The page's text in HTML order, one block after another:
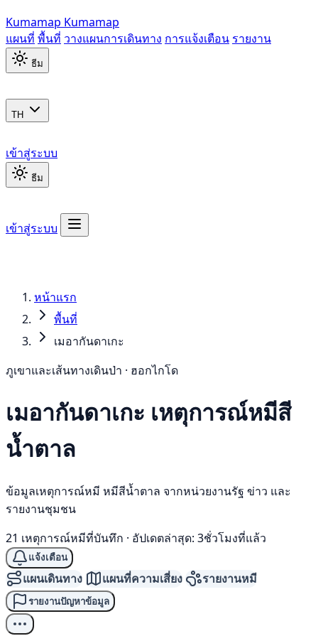
Kumamap Kumamap
แผนที่ พื้นที่ วางแผนการเดินทาง การแจ้งเตือน รายงาน
ธีม
TH
เข้าสู่ระบบ
ธีม
เข้าสู่ระบบ
หน้าแรก
พื้นที่
เมอากันดาเกะ
ภูเขาและเส้นทางเดินป่า · ฮอกไกโด
เมอากันดาเกะ เหตุการณ์หมีสี
น้ำตาล
ข้อมูลเหตุการณ์หมี หมีสีน้ำตาล จากหน่วยงานรัฐ ข่าว และ
รายงานชุมชน
21 เหตุการณ์หมีที่บันทึก · อัปเดตล่าสุด: 3ชั่วโมงที่แล้ว
แจ้งเตือน
แผนเดินทาง แผนที่ความเสี่ยง รายงานหมี
รายงานปัญหาข้อมูล